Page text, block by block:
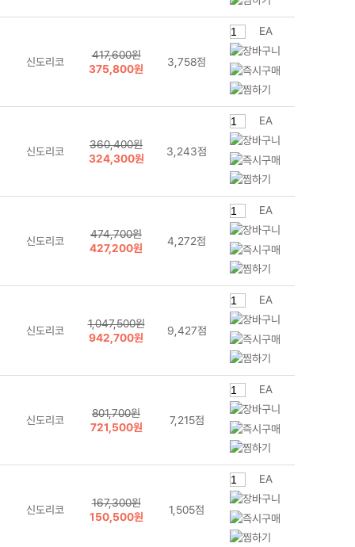
신도리코
417,600원
375,800원
3,758점
EA
신도리코
360,400원
324,300원
3,243점
EA
신도리코
474,700원
427,200원
4,272점
EA
신도리코
1,047,500원
942,700원
9,427점
EA
신도리코
801,700원
721,500원
7,215점
EA
신도리코
167,300원
150,500원
1,505점
EA